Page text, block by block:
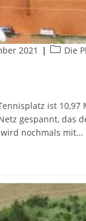
2021
Beitrags-
Die
ist 10,97
gespannt, das
nochmals mit…